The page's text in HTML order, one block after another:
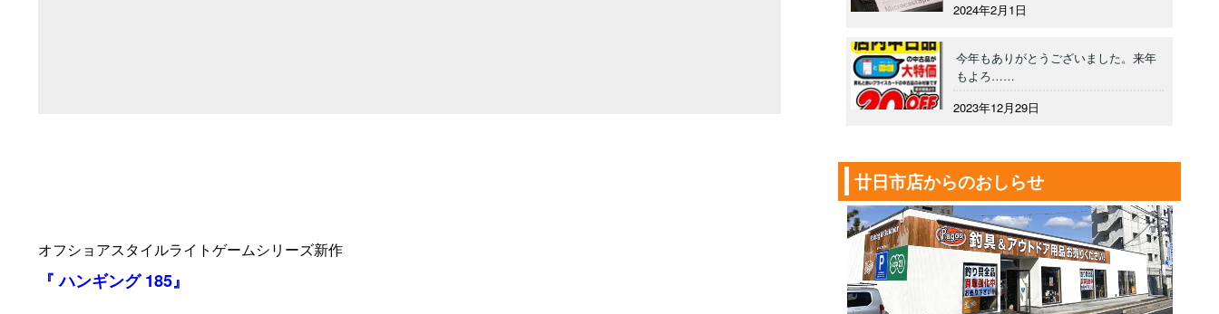
オフショアスタイルライトゲームシリーズ新作
『ハンギング185』
2024年2月1日
今年もありがとうございました。来年
もよろ……
2023年12月29日
廿日市店からのおしらせ